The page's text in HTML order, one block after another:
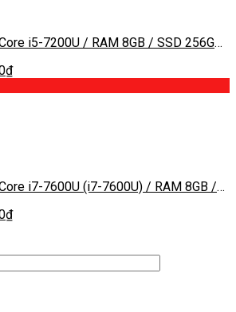
i5-7200U / RAM 8GB / SSD 256GB
₫
i7-7600U (i7-7600U) / RAM 8GB /
₫